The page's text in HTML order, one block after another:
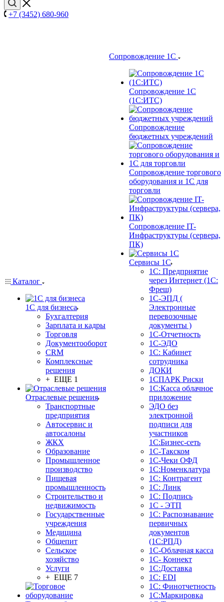
+7 (3452) 680-960
Каталог
1С для бизнеса
Бухгалтерия
Зарплата и кадры
Торговля
Документооборот
CRM
Комплексные
решения
+ ЕЩЕ 1
Отраслевые решения
Транспортные
предприятия
Автосервис и
автосалоны
ЖКХ
Образование
Промышленное
производство
Пищевая
промышленность
Строительство и
недвижимость
Государственные
учреждения
Медицина
Общепит
Сельское
хозяйство
Услуги
+ ЕЩЕ 7
Сопровождение 1С
Сопровождение 1С
(1С:ИТС)
Сопровождение
бюджетных учреждений
Сопровождение торгового
оборудования и 1С для
торговли
Сопровождение IT-
Инфраструктуры (сервера,
ПК)
Сервисы 1С
1С: Предприятие
через Интернет (1С:
Фреш)
1С-ЭПД (
Электронные
перевозочные
документы )
1С-Отчетность
1С-ЭДО
1С: Кабинет
сотрудника
ДОКИ
1СПАРК Риски
1С:Касса облачное
приложение
ЭДО без
электронной
подписи для
участников
1С:Бизнес-сеть
1С-Такском
1С-Чеки ОФД
1С:Номенклатура
1С: Контрагент
1С: Линк
1С: Подпись
1С - ЭТП
1С: Распознавание
первичных
документов
(1С:РПД)
1С-Облачная касса
1С- Коннект
1С:Доставка
1С: EDI
1С: Финотчетность
1С:Маркировка